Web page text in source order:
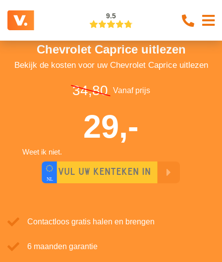
9.5
Chevrolet Caprice uitlezen
Bekijk de kosten voor uw Chevrolet Caprice uitlezen
34,80 Vanaf prijs
29,-
Weet ik niet.
Contactloos gratis halen en brengen
6 maanden garantie